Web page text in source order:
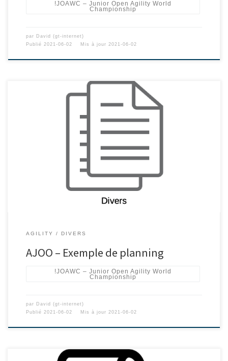
!JOAWC – Junior Open Agility World
Championship
par David (gt-internet)
Publié 2021-06-02 Mis à jour 2021-06-02
AGILITY DIVERS
AJOO – Exemple de planning
!JOAWC – Junior Open Agility World
Championship
par David (gt-internet)
Publié 2021-06-02 Mis à jour 2021-06-02